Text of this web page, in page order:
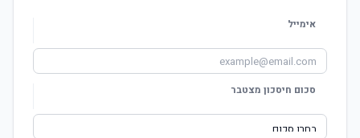
אימייל
סכום חיסכון מצטבר